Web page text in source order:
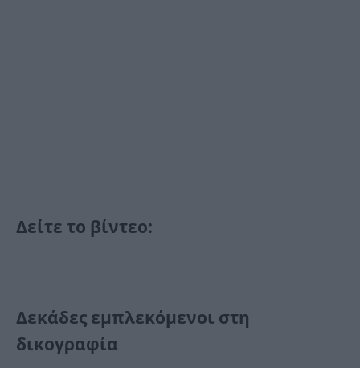
Δείτε το βίντεο:
Δεκάδες εμπλεκόμενοι στη
δικογραφία